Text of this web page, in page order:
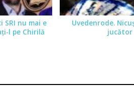
SRI nu mai e
l pe Chirilă
Uvedenrode.
jucător